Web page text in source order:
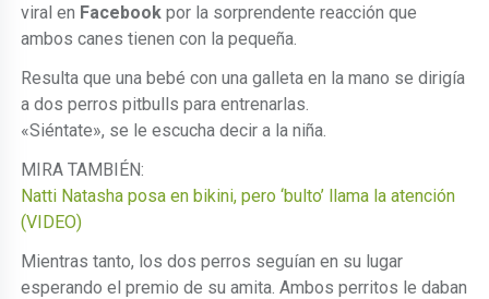
viral en Facebook por la sorprendente reacción que
ambos canes tienen con la pequeña.
Resulta que una bebé con una galleta en la mano se dirigía
a dos perros pitbulls para entrenarlas.
«Siéntate», se le escucha decir a la niña.
MIRA TAMBIÉN:
Natti Natasha posa en bikini, pero ‘bulto’ llama la atención
(VIDEO)
Mientras tanto, los dos perros seguían en su lugar
esperando el premio de su amita. Ambos perritos le daban